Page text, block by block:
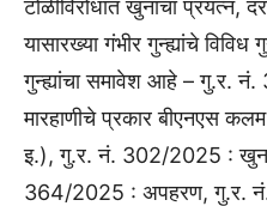
टोळीविरोधात खुनाचा प्रयत्न,
यासारख्या गंभीर गुन्ह्यांचे
गुन्ह्यांचा समावेश आहे – गु.र.
मारहाणीचे प्रकार बीएनएस
इ.), गु.र. नं. 302/2025 :
364/2025 : अपहरण, गु.र.